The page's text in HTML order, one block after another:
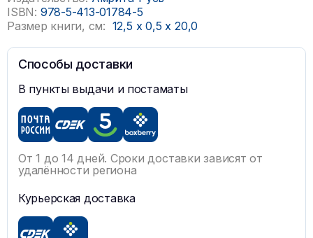
ISBN: 978-5-413-01784-5
Размер книги, см: 12,5 x 0,5x 20,0
Способы доставки
В пункты выдачи и постаматы
От 1 до 14 дней. Сроки доставки зависят от
удалённости региона
Курьерская доставка